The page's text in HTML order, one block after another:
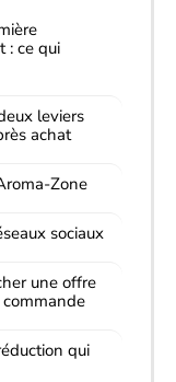
: ce qui
leviers
achat
Zone
sociaux
une offre
qui